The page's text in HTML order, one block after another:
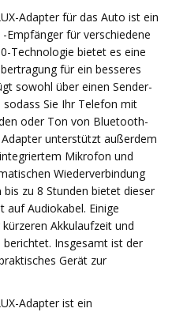
Adapter für das Auto ist ein
Empfänger für verschiedene
Technologie bietet es eine
für ein besseres
sowohl über einen Sender-
Sie Ihr Telefon mit
oder Ton von Bluetooth-
unterstützt außerdem
Mikrofon und
Wiederverbindung
zu 8 Stunden bietet dieser
auf Audiokabel. Einige
Akkulaufzeit und
Insgesamt ist der
Gerät zur
Adapter ist ein